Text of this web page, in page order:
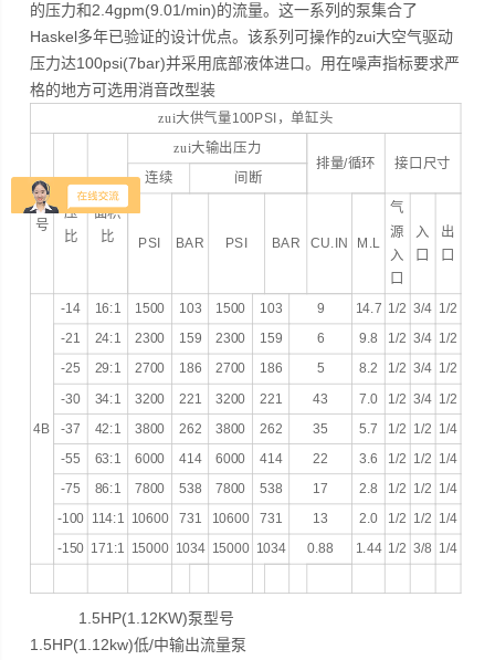
的压力和2.4gpm(9.01/min)的流量。这一系列的泵集合了
Haskel多年已验证的设计优点。该系列可操作的zui大空气驱动
压力达100psi(7bar)并采用底部液体进口。用在噪声指标要求严
格的地方可选用消音改型装
zui大供气量100PSI ，单缸头
型
号
增
压
比
实际
面积
比
zui大输出压力
排量/循环
接口尺寸
连续
间断
PSI BAR PSI BAR CU.IN M.L
气
源
入
入
口
出
口
4B
-14 16:1 1500 103 1500 103 9 14.7 1/2 3/4 1/2
-21
24:1 2300 159 2300 159 6 9.8 1/2 3/4 1/2
-25
29:1 2700 186 2700 186 5 8.2 1/2 3/4 1/2
-30
34:1 3200 221 3200 221 43 7.0 1/2 3/4 1/2
-37 42:1 3800 262 3800 262 35 5.7 1/2 1/2 1/4
-55 63:1 6000 414 6000 414 22 3.6 1/2 1/2 1/4
-75
86:1 7800 538 7800 538 17 2.8 1/2 1/2 1/4
-100 114:1 10600 731 10600 731 13 2.0 1/2 1/2 1/4
-150 171:1 15000 1034 15000 1034 0.88 1.44 1/2 3/8 1/4
1.5HP(1.12KW)泵型号
1.5HP(1.12kw)低/中输出流量泵